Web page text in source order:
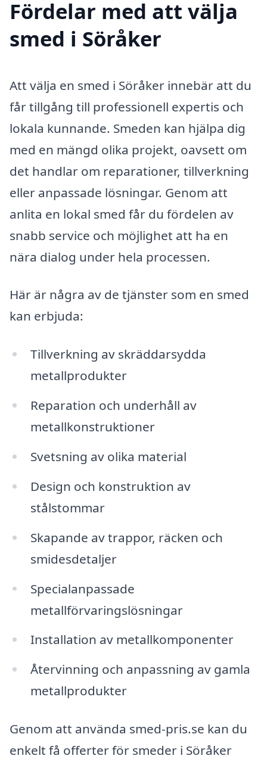
Fördelar med att välja
smed i Söråker
Att välja en smed i Söråker innebär att du
får tillgång till professionell expertis och
lokala kunnande. Smeden kan hjälpa dig
med en mängd olika projekt, oavsett om
det handlar om reparationer, tillverkning
eller anpassade lösningar. Genom att
anlita en lokal smed får du fördelen av
snabb service och möjlighet att ha en
nära dialog under hela processen.
Här är några av de tjänster som en smed
kan erbjuda:
Tillverkning av skräddarsydda
metallprodukter
Reparation och underhåll av
metallkonstruktioner
Svetsning av olika material
Design och konstruktion av
stålstommar
Skapande av trappor, räcken och
smidesdetaljer
Specialanpassade
metallförvaringslösningar
Installation av metallkomponenter
Återvinning och anpassning av gamla
metallprodukter
Genom att använda smed-pris.se kan du
enkelt få offerter för smeder i Söråker